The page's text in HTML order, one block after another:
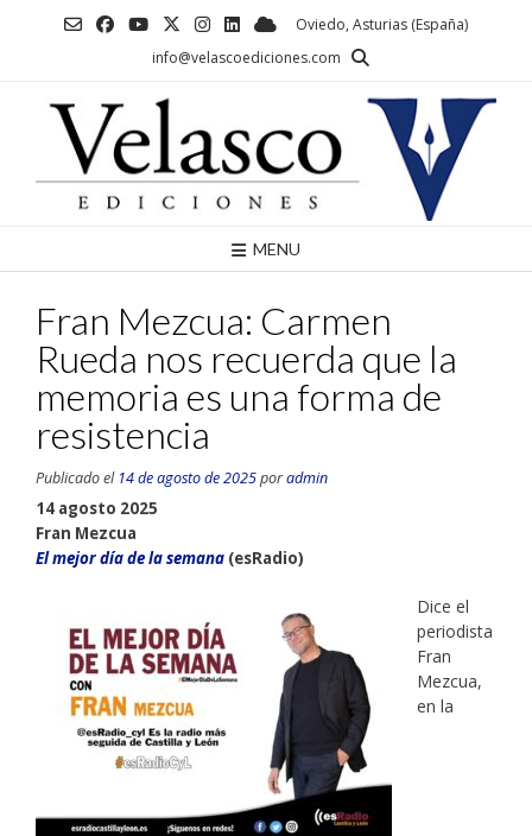
Oviedo, Asturias (España)
info@velascoediciones.com
MENU
Fran Mezcua: Carmen
Rueda nos recuerda que la
memoria es una forma de
resistencia
Publicado el 14 de agosto de 2025poradmin
14 agosto 2025
Fran Mezcua
El mejor día de la semana (esRadio)
Dice el
periodista
Fran
Mezcua,
en la